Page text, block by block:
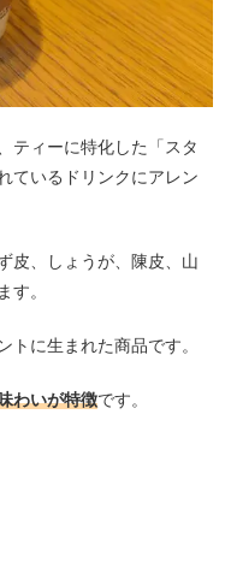
ティーに特化した「スタ
ているドリンクにアレン
皮、しょうが、陳皮、山
す。
に生まれた商品です。
わいが特徴です。